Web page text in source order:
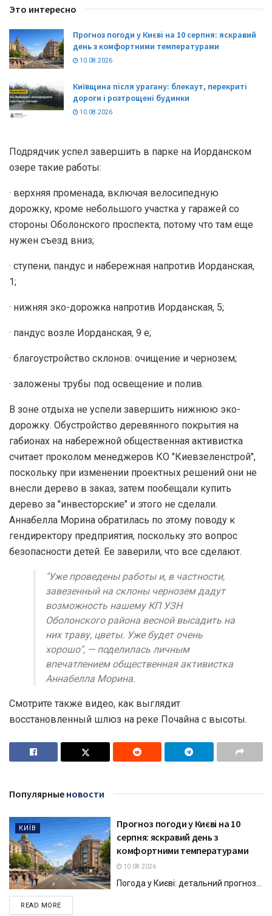
Это интересно
Прогноз погоди у Києві на 10 серпня: яскравий
день з комфортними температурами
10.08.2026
Київщина після урагану: блекаут, перекриті
дороги і розтрощені будинки
10.08.2026
Подрядчик успел завершить в парке на Иорданском
озере такие работы:
· верхняя променада, включая велосипедную
дорожку, кроме небольшого участка у гаражей со
стороны Оболонского проспекта, потому что там еще
нужен съезд вниз;
· ступени, пандус и набережная напротив Иорданская,
1;
· нижняя эко-дорожка напротив Иорданская, 5;
· пандус возле Иорданская, 9 е;
· благоустройство склонов: очищение и чернозем;
· заложены трубы под освещение и полив.
В зоне отдыха не успели завершить нижнюю эко-
дорожку. Обустройство деревянного покрытия на
габионах на набережной общественная активистка
считает проколом менеджеров КО "Киевзеленстрой",
поскольку при изменении проектных решений они не
внесли дерево в заказ, затем пообещали купить
дерево за "инвесторские" и этого не сделали.
Аннабелла Морина обратилась по этому поводу к
гендиректору предприятия, поскольку это вопрос
безопасности детей. Ее заверили, что все сделают.
"Уже проведены работы и, в частности,
завезенный на склоны чернозем дадут
возможность нашему КП УЗН
Оболонского района весной высадить на
них траву, цветы. Уже будет очень
хорошо", — поделилась личным
впечатлением общественная активистка
Аннабелла Морина.
Смотрите также видео, как выглядит
восстановленный шлюз на реке Почайна с высоты.
Популярные новости
КИЇВ
Прогноз погоди у Києві на 10
серпня: яскравий день з
комфортними температурами
10.08.2026
Погода у Києві: детальний прогноз...
READ MOREDETAILS